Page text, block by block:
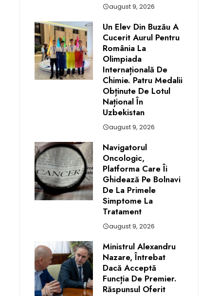
august 9, 2026
Un Elev Din Buzău A
Cucerit Aurul Pentru
România La
Olimpiada
Internațională De
Chimie. Patru Medalii
Obținute De Lotul
Național În
Uzbekistan
august 9, 2026
Navigatorul
Oncologic,
Platforma Care Îi
Ghidează Pe Bolnavi
De La Primele
Simptome La
Tratament
august 9, 2026
Ministrul Alexandru
Nazare, Întrebat
Dacă Acceptă
Funcția De Premier.
Răspunsul Oferit